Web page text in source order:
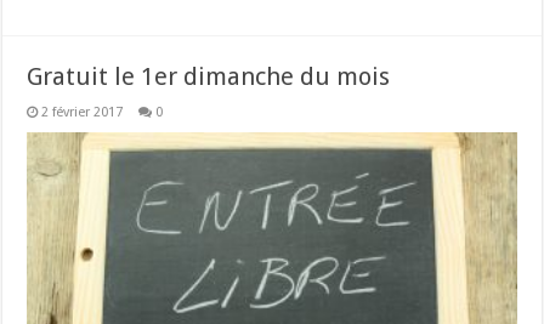
Gratuit le 1er dimanche du mois
2 février 2017 0